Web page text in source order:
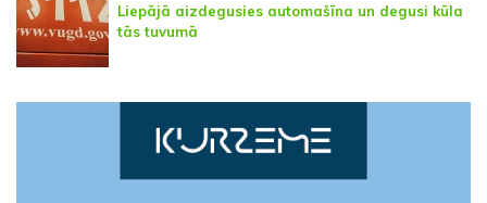
Liepājā aizdegusies automašīna un degusi kūla
tās tuvumā